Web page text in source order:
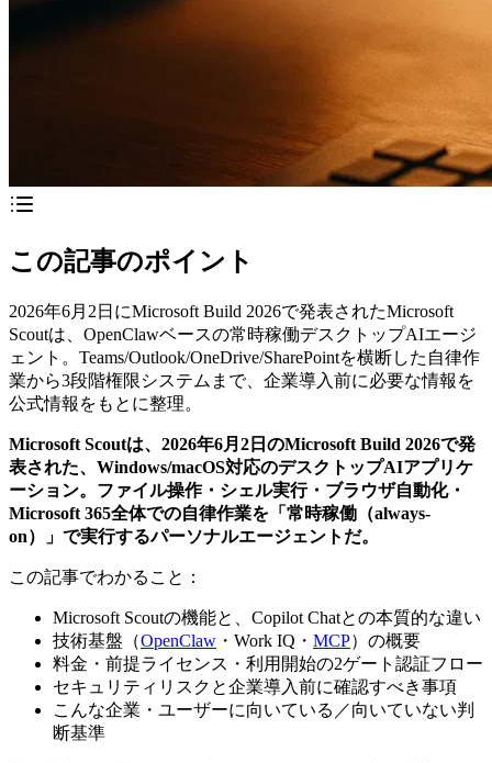
この記事のポイント
2026年6月2日にMicrosoft Build 2026で発表されたMicrosoft
Scoutは、OpenClawベースの常時稼働デスクトップAIエージ
ェント。Teams/Outlook/OneDrive/SharePointを横断した自律作
業から3段階権限システムまで、企業導入前に必要な情報を
公式情報をもとに整理。
Microsoft Scoutは、2026年6月2日のMicrosoft Build 2026で発
表された、Windows/macOS対応のデスクトップAIアプリケ
ーション。ファイル操作・シェル実行・ブラウザ自動化・
Microsoft 365全体での自律作業を「常時稼働（always-
on）」で実行するパーソナルエージェントだ。
この記事でわかること：
Microsoft Scoutの機能と、Copilot Chatとの本質的な違い
技術基盤（OpenClaw ・Work IQ・ MCP）の概要
料金・前提ライセンス・利用開始の2ゲート認証フロー
セキュリティリスクと企業導入前に確認すべき事項
こんな企業・ユーザーに向いている／向いていない判
断基準